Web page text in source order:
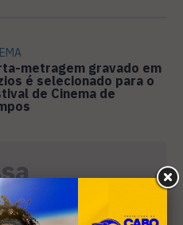
metragem gravado em
é selecionado para o
de Cinema de